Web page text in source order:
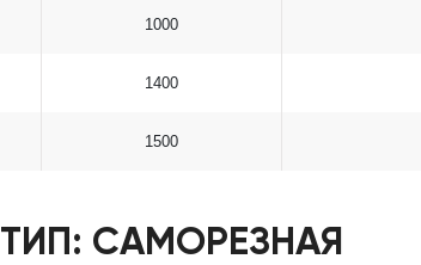
1000
1400
1500
ТИП: САМОРЕЗНАЯ